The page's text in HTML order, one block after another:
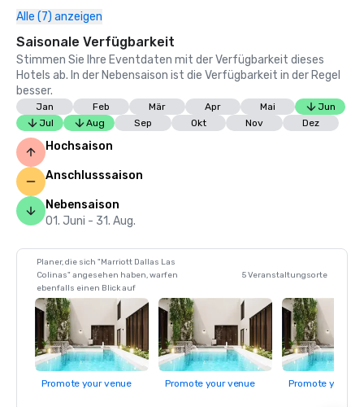
Alle (7) anzeigen
Saisonale Verfügbarkeit
Stimmen Sie Ihre Eventdaten mit der Verfügbarkeit dieses
Hotels ab. In der Nebensaison ist die Verfügbarkeit in der Regel
besser.
Jan Feb Mär Apr Mai
Jun
Jul
Aug Sep Okt Nov Dez
Hochsaison
Anschlusssaison
Nebensaison
01. Juni - 31. Aug.
Planer, die sich "Marriott Dallas Las
Colinas" angesehen haben, warfen
ebenfalls einen Blick auf
5 Veranstaltungsorte
Promote your venue Promote your venue Promote your